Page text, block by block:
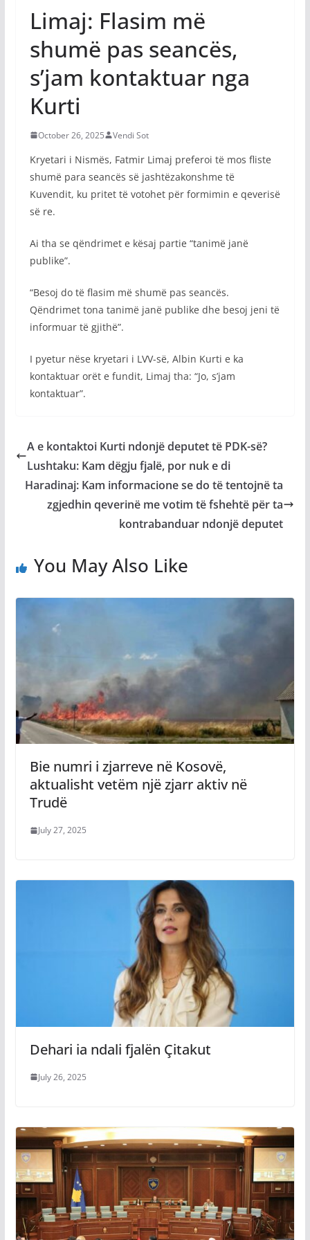
Limaj: Flasim më
shumë pas seancës,
s’jam kontaktuar nga
Kurti
October 26, 2025 Vendi Sot
Kryetari i Nismës, Fatmir Limaj preferoi të mos fliste
shumë para seancës së jashtëzakonshme të
Kuvendit, ku pritet të votohet për formimin e qeverisë
së re.
Ai tha se qëndrimet e kësaj partie “tanimë janë
publike”.
“Besoj do të flasim më shumë pas seancës.
Qëndrimet tona tanimë janë publike dhe besoj jeni të
informuar të gjithë”.
I pyetur nëse kryetari i LVV-së, Albin Kurti e ka
kontaktuar orët e fundit, Limaj tha: “Jo, s’jam
kontaktuar”.
A e kontaktoi Kurti ndonjë deputet të PDK-së?
Lushtaku: Kam dëgju fjalë, por nuk e di
Haradinaj: Kam informacione se do të tentojnë ta
zgjedhin qeverinë me votim të fshehtë për ta
kontrabanduar ndonjë deputet
You May Also Like
Bie numri i zjarreve në Kosovë,
aktualisht vetëm një zjarr aktiv në
Trudë
July 27, 2025
Dehari ia ndali fjalën Çitakut
July 26, 2025